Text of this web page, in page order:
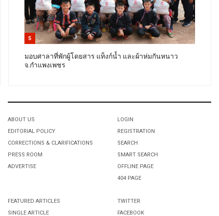
5
มอบศาลาที่พักผู้โดยสาร แท็งก์น้ำ และผ้าห่มกันหนาว
จ.กำแพงเพชร
ABOUT US
EDITORIAL POLICY
CORRECTIONS & CLARIFICATIONS
PRESS ROOM
ADVERTISE
LOGIN
REGISTRATION
SEARCH
SMART SEARCH
OFFLINE PAGE
404 PAGE
FEATURED ARTICLES
SINGLE ARTICLE
TWITTER
FACEBOOK